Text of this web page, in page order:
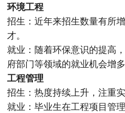
环境工程
招生：近年来招生数量有所
才。
就业：随着环保意识的提高
府部门等领域的就业机会增多
工程管理
招生：热度持续上升，注重
就业：毕业生在工程项目管